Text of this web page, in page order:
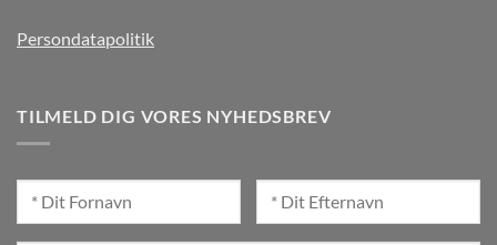
Persondatapolitik
TILMELD DIG VORES NYHEDSBREV